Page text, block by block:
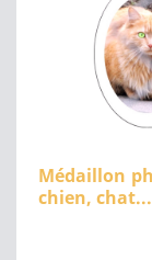
Médaillon
chien, chat...